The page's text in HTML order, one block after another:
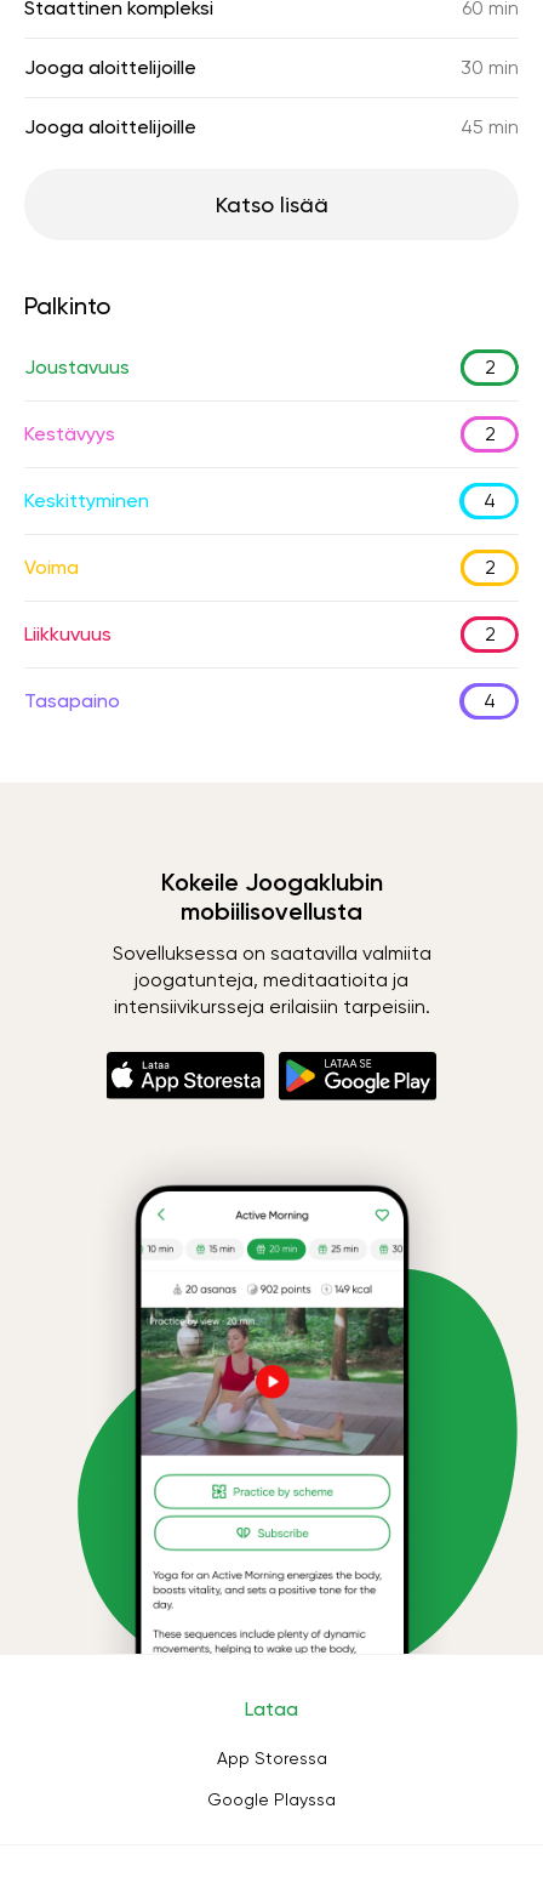
Staattinen kompleksi 60 min
Jooga aloittelijoille 30 min
Jooga aloittelijoille 45 min
Katso lisää
Palkinto
Joustavuus 2
Kestävyys 2
Keskittyminen 4
Voima 2
Liikkuvuus 2
Tasapaino 4
Kokeile Joogaklubin
mobiilisovellusta
Sovelluksessa on saatavilla valmiita
joogatunteja, meditaatioita ja
intensiivikursseja erilaisiin tarpeisiin.
Lataa
App Storessa
Google Playssa